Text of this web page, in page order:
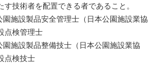
す技術者を配置できる者であること。
施設製品安全管理士（日本公園施設業協
点検管理士
施設製品整備技士（日本公園施設業協
点検技士